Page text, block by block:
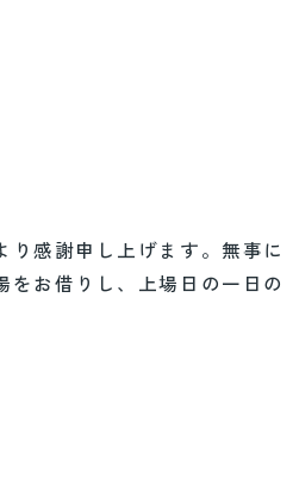
感謝申し上げます。無事に
お借りし、上場日の一日の